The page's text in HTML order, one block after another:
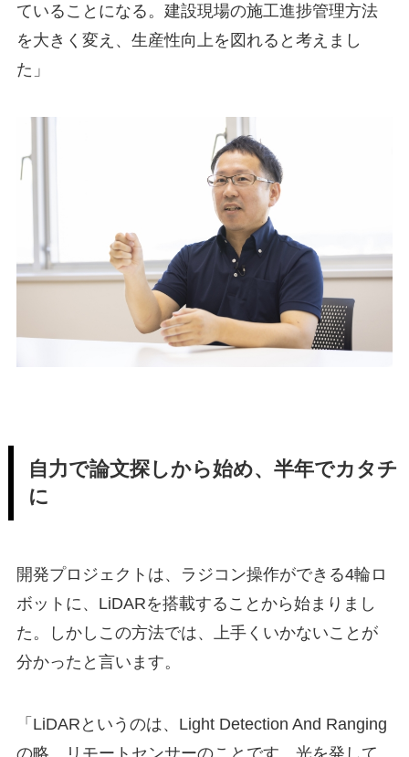
ていることになる。建設現場の施工進捗管理方法
を大きく変え、生産性向上を図れると考えまし
た」
自力で論文探しから始め、半年でカタチ
に
開発プロジェクトは、ラジコン操作ができる4輪ロ
ボットに、LiDARを搭載することから始まりまし
た。しかしこの方法では、上手くいかないことが
分かったと言います。
「LiDARというのは、Light Detection And Ranging
の略。リモートセンサーのことです。光を発して